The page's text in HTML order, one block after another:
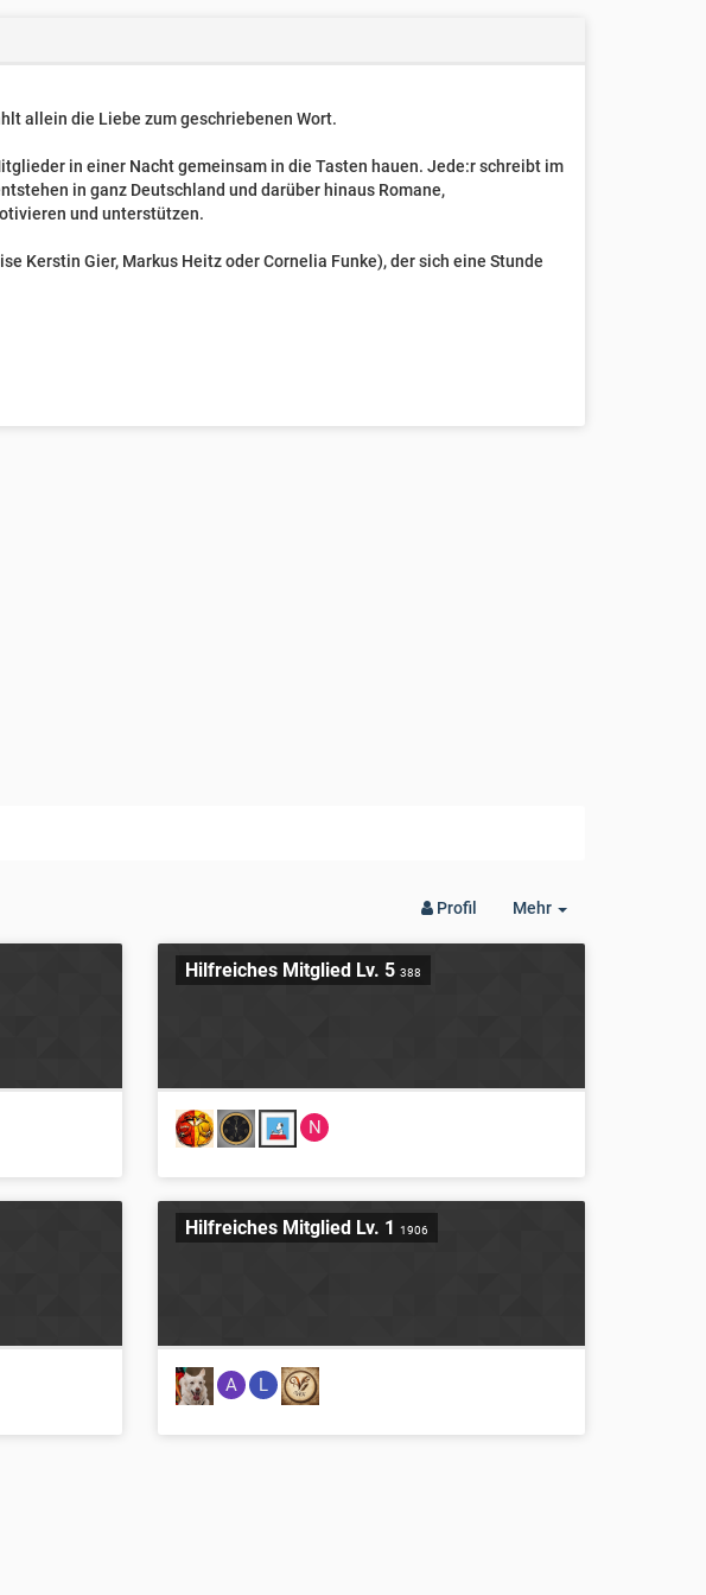
allein die Liebe zum geschriebenen Wort.
in einer Nacht gemeinsam in die Tasten hauen. Jede:r schreibt im
in ganz Deutschland und darüber hinaus Romane,
und unterstützen.
Kerstin Gier, Markus Heitz oder Cornelia Funke), der sich eine Stunde
Mehr
Toggle
Profil
Hilfreiches Mitglied Lv. 5 388
N
Hilfreiches Mitglied Lv. 1 1906
A L